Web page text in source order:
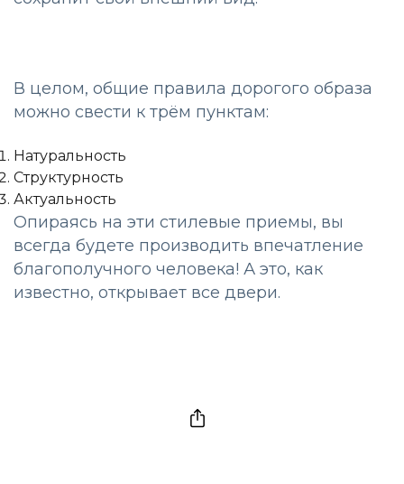
В целом, общие правила дорогого образа
можно свести к трём пунктам:
Натуральность
Структурность
Актуальность
Опираясь на эти стилевые приемы, вы
всегда будете производить впечатление
благополучного человека! А это, как
известно, открывает все двери.